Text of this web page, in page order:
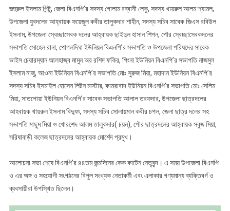
জহুরুল ইসলাম পিন্টু, জেলা বিএনপি’র সদস্য গোলাম রব্বানী লেকু, সদস্য খায়রুল আলম শ্যামল,
উপজেলা যুবদলের আহ্বায়ক ফয়েজুল কবীর তালুকদার শাহীন, সদস্য সচিব সাবেক জিএস রবিউল
ইসলাম, উপজেলা স্বেচ্ছাসেবক দলের আহ্বায়ক ছাইদুল হাসান শিপন, পৌর স্বেচ্ছাসেবকদলের
সভাপতি সোহেল রানা, পোগলদিঘা ইউনিয়ন বিএনপি’র সভাপতি ও উপজেলা পরিষদের সাবেক
ভাইস চেয়ারম্যান আলহাজ্ব মামুন অর রশিদ ফকির, পিংনা ইউনিয়ন বিএনপি’র সভাপতি নাজমুল
ইসলাম নাজু, আওনা ইউনিয়ন বিএনপি’র সভাপতি মোঃ সুরুজ মিয়া, মহাদান ইউনিয়ন বিএনপি’র
সদস্য সচিব ইসমাইল হোসেন লিটন মাস্টার, কামরাবাদ ইউনিয়ন বিএনপি’র সভাপতি মোঃ সেলিম
মিয়া, সাতপোয়া ইউনিয়ন বিএনপি’র সাবেক সভাপতি আলাল তরফদার, উপজেলা ছাত্রদলের
আহবায়ক খায়রুল ইসলাম বিদ্যুৎ, সদস্য সচিব সোলায়মান কবীর চপল, জেলা ছাত্র দলের সহ
সভাপতি মাছুম মিয়া ও খোরশেদ আলম তালুকদার( চয়ন), পৌর ছাত্রদলের আহ্বায়ক সবুজ মিয়া,
সরিষাবাড়ী কলেজ ছাত্রদলের আহ্বায়ক মোর্শেদ প্রমুখ।
আলোচনা সভা শেষে বিএনপি’র ৪৪তম জন্মদিনের কেক কাটেন নেতৃবৃন্দ। এ সময় উপজেলা বিএনপি
ও এর অঙ্গ ও সহযোগী সংগঠনের বিপুল সংখ্যক নেতাকর্মী এবং এলাকার গণ্যমান্য ব্যক্তিবর্গ ও
ব্যবসায়ীরা উপস্থিত ছিলেন।